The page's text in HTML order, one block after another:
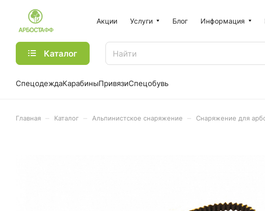
Акции Услуги Блог Информация
Каталог
СпецодеждаКарабиныПривязиСпецобувь
Главная Каталог Альпинистское снаряжение Снаряжение для